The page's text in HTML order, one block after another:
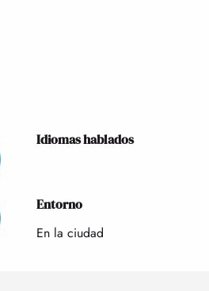
Idiomas hablados
Idiomas hablados
Entorno
Entorno
En la ciudad